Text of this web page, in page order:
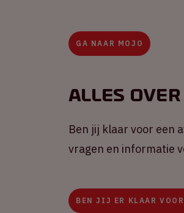
GA NAAR MOJO
Alles
Ben jij klaar voor een
vragen en informatie
BEN JIJ ER KLAAR